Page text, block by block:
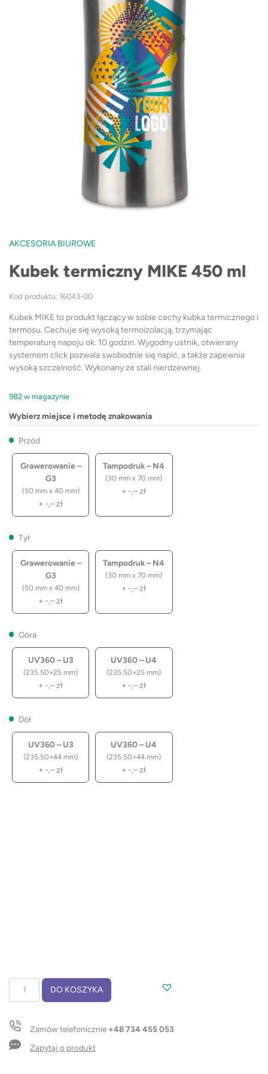
AKCESORIA BIUROWE
Kubek termiczny MIKE 450 ml
Kod produktu: 16043-00
Kubek MIKE to produkt łączący w sobie cechy kubka termicznego i
termosu. Cechuje się wysoką termoizolacją, trzymając
temperaturę napoju ok. 10 godzin. Wygodny ustnik, otwierany
systemem click pozwala swobodnie się napić, a także zapewnia
wysoką szczelność. Wykonany ze stali nierdzewnej.
982 w magazynie
Wybierz miejsce i metodę znakowania
Przód
Grawerowanie –
G3
(50 mm x 40 mm)
+ -,–zł
Tampodruk – N4
(30 mm x 70 mm)
+ -,–zł
Tył
Grawerowanie –
G3
(50 mm x 40 mm)
+ -,–zł
Tampodruk – N4
(30 mm x 70 mm)
+ -,–zł
Góra
UV360 – U3
(235.50×25 mm)
+ -,–zł
UV360 – U4
(235.50×25 mm)
+ -,–zł
Dół
UV360 – U3
(235.50×44 mm)
+ -,–zł
UV360 – U4
(235.50×44 mm)
+ -,–zł
MIKE
450
ml
DO KOSZYKA
Zamów telefonicznie +48 734 455 053
Zapytaj o produkt